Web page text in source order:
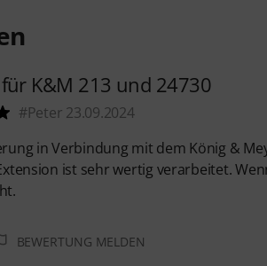
K&M 213 und 24730
#Peter 23.09.2024
in Verbindung mit dem König &
ist sehr wertig verarbeitet.
BEWERTUNG MELDEN